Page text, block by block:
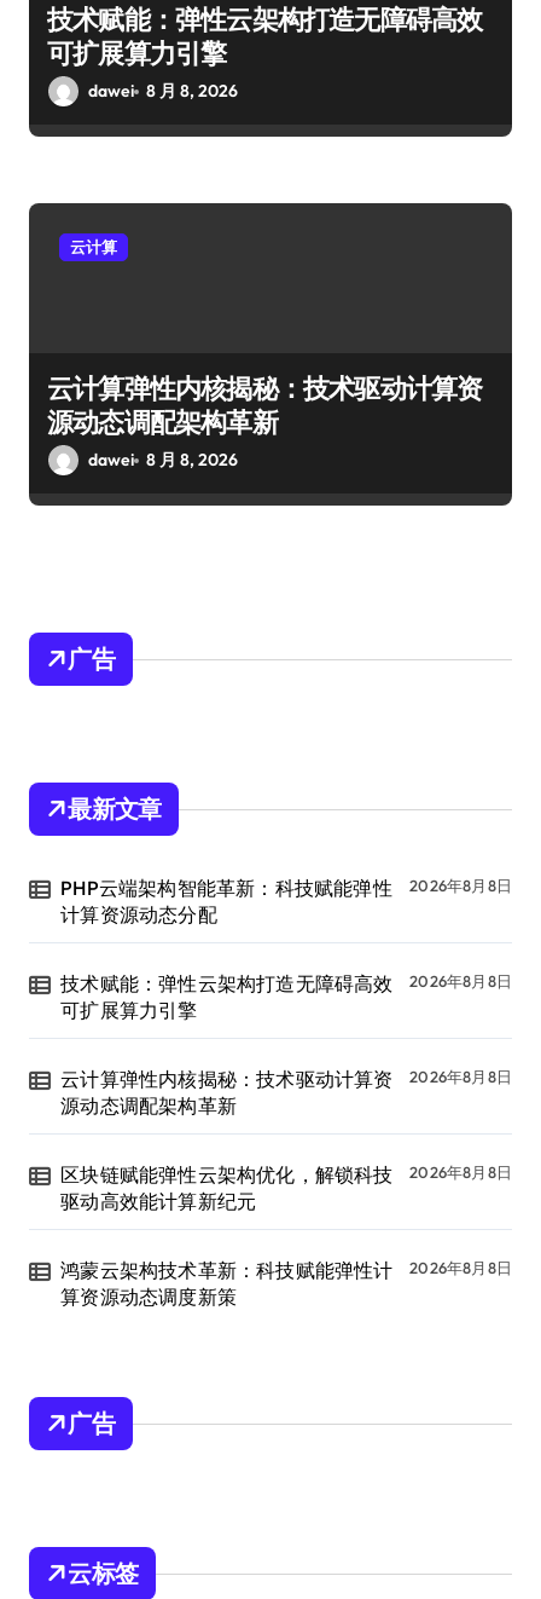
技术赋能：弹性云架构打造无障碍高效
可扩展算力引擎
dawei 8 月 8, 2026
云计算
云计算弹性内核揭秘：技术驱动计算资
源动态调配架构革新
dawei 8 月 8, 2026
广告
最新文章
PHP云端架构智能革新：科技赋能弹性
计算资源动态分配
2026年8月8日
技术赋能：弹性云架构打造无障碍高效
可扩展算力引擎
2026年8月8日
云计算弹性内核揭秘：技术驱动计算资
源动态调配架构革新
2026年8月8日
区块链赋能弹性云架构优化，解锁科技
驱动高效能计算新纪元
2026年8月8日
鸿蒙云架构技术革新：科技赋能弹性计
算资源动态调度新策
2026年8月8日
广告
云标签